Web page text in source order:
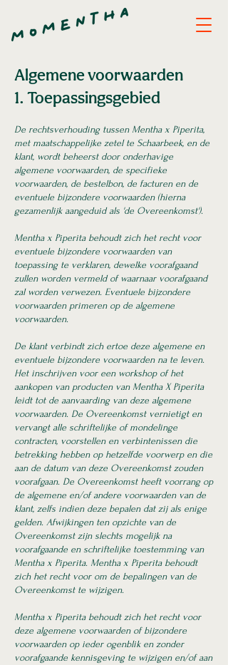
Algemene voorwaarden
1. Toepassingsgebied
De rechtsverhouding tussen Mentha x Piperita,
met maatschappelijke zetel te Schaarbeek, en de
klant, wordt beheerst door onderhavige
algemene voorwaarden, de specifieke
voorwaarden, de bestelbon, de facturen en de
eventuele bijzondere voorwaarden (hierna
gezamenlijk aangeduid als 'de Overeenkomst').
Mentha x Piperita behoudt zich het recht voor
eventuele bijzondere voorwaarden van
toepassing te verklaren, dewelke voorafgaand
zullen worden vermeld of waarnaar voorafgaand
zal worden verwezen. Eventuele bijzondere
voorwaarden primeren op de algemene
voorwaarden.
De klant verbindt zich ertoe deze algemene en
eventuele bijzondere voorwaarden na te leven.
Het inschrijven voor een workshop of het
aankopen van producten van Mentha X Piperita
leidt tot de aanvaarding van deze algemene
voorwaarden. De Overeenkomst vernietigt en
vervangt alle schriftelijke of mondelinge
contracten, voorstellen en verbintenissen die
betrekking hebben op hetzelfde voorwerp en die
aan de datum van deze Overeenkomst zouden
voorafgaan. De Overeenkomst heeft voorrang op
de algemene en/of andere voorwaarden van de
klant, zelfs indien deze bepalen dat zij als enige
gelden. Afwijkingen ten opzichte van de
Overeenkomst zijn slechts mogelijk na
voorafgaande en schriftelijke toestemming van
Mentha x Piperita. Mentha x Piperita behoudt
zich het recht voor om de bepalingen van de
Overeenkomst te wijzigen.
Mentha x Piperita behoudt zich het recht voor
deze algemene voorwaarden of bijzondere
voorwaarden op ieder ogenblik en zonder
voorafgaande kennisgeving te wijzigen en/of aan